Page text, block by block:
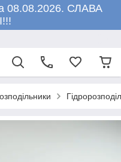
08.08.2026. СЛАВА